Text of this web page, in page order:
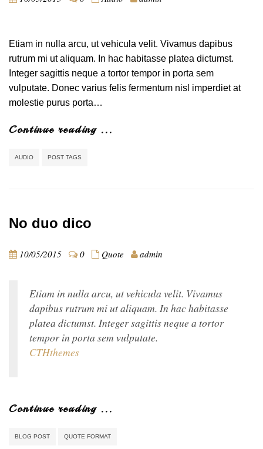
Etiam in nulla arcu, ut vehicula velit. Vivamus dapibus
rutrum mi ut aliquam. In hac habitasse platea dictumst.
Integer sagittis neque a tortor tempor in porta sem
vulputate. Donec varius felis fermentum nisl imperdiet at
molestie purus porta…
Continue reading ...
AUDIO POST TAGS
No duo dico
10/05/2015 0 Quote admin
Etiam in nulla arcu, ut vehicula velit. Vivamus
dapibus rutrum mi ut aliquam. In hac habitasse
platea dictumst. Integer sagittis neque a tortor
tempor in porta sem vulputate.
CTHthemes
Continue reading ...
BLOG POST QUOTE FORMAT